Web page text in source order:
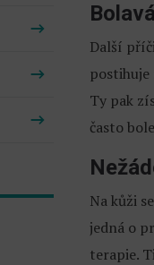
Další
postihuje
Ty pak
často
Na kůži
jedná o
terapie.